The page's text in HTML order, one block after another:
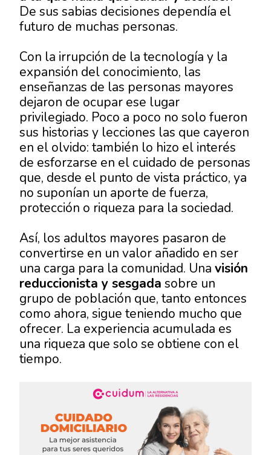
De sus sabias decisiones dependía el
futuro de muchas personas.
Con la irrupción de la tecnología y la
expansión del conocimiento, las
enseñanzas de las personas mayores
dejaron de ocupar ese lugar
privilegiado. Poco a poco no solo fueron
sus historias y lecciones las que cayeron
en el olvido: también lo hizo el interés
de esforzarse en el cuidado de personas
que, desde el punto de vista práctico, ya
no suponían un aporte de fuerza,
protección o riqueza para la sociedad.
Así, los adultos mayores pasaron de
convertirse en un valor añadido en ser
una carga para la comunidad. Unavisión
reduccionista y sesgada sobre un
grupo de población que, tanto entonces
como ahora, sigue teniendo mucho que
ofrecer. La experiencia acumulada es
una riqueza que solo se obtiene con el
tiempo.